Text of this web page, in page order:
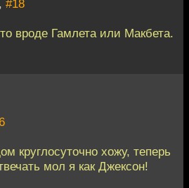
#18
вроде Гамлета или Макбета.
круглосуточно хожу, теперь
мол я как Джексон!